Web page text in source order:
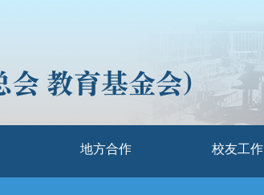
地方合作 校友工作